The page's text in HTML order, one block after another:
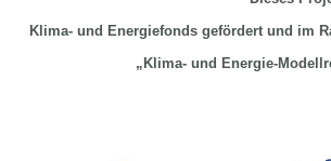
Klima- und Energiefonds gefördert und im
„Klima- und Energie-